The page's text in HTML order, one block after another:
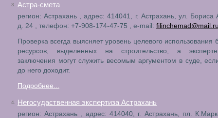
3. Астра-смета
регион: Астрахань , адрес: 414041, г. Астрахань, ул. Бориса
д. 24 , телефон: +7-908-174-47-75 , e-mail:
Проверка всегда выясняет уровень целевого использования
ресурсов, выделенных на строительство, а
заключения могут служить весомым аргументом в суде,
до него доходит.
Подробнее...
4. Негосудаственная экспертиза Астрахань
регион: Астрахань , адрес: 414040, г. Астрахань, пл.